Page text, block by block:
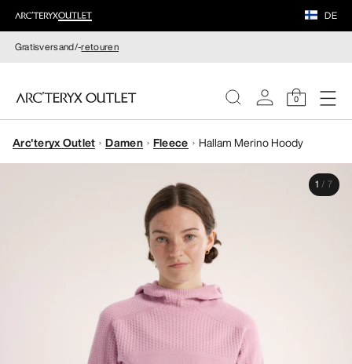
DE
Gratisversand/-retouren
0
DAMEN
Arc'teryx Outlet Damen Fleece Hallam Merino Hoody
1 / 7